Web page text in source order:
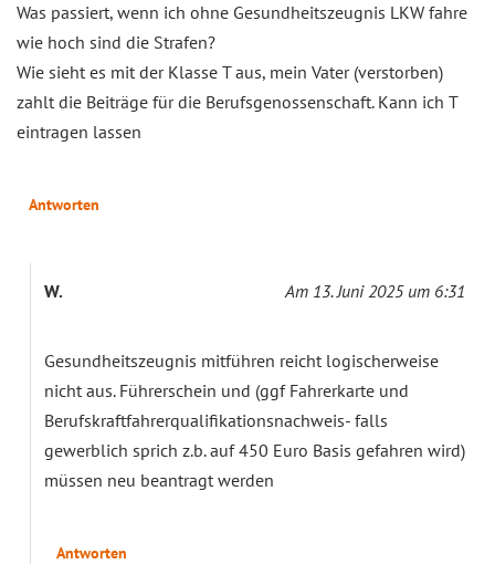
Was passiert, wenn ich ohne Gesundheitszeugnis LKW fahre
wie hoch sind die Strafen?
Wie sieht es mit der Klasse T aus, mein Vater (verstorben)
zahlt die Beiträge für die Berufsgenossenschaft. Kann ich T
eintragen lassen
Antworten
W. Am 13. Juni 2025 um 6:31
Gesundheitszeugnis mitführen reicht logischerweise
nicht aus. Führerschein und (ggf Fahrerkarte und
Berufskraftfahrerqualifikationsnachweis- falls
gewerblich sprich z.b. auf 450 Euro Basis gefahren wird)
müssen neu beantragt werden
Antworten